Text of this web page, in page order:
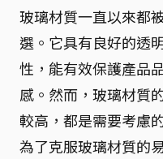
玻璃材質一直以來都
選。它具有良好的透
性，能有效保護產品
感。然而，玻璃材質
較高，都是需要考慮
為了克服玻璃材質的